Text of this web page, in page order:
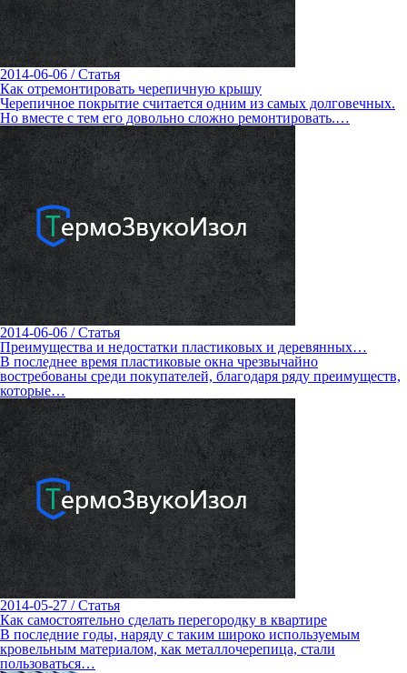
2014-06-06 / Статья
Как отремонтировать черепичную крышу
Черепичное покрытие считается одним из самых долговечных.
Но вместе с тем его довольно сложно ремонтировать.…
2014-06-06 / Статья
Преимущества и недостатки пластиковых и деревянных…
В последнее время пластиковые окна чрезвычайно
востребованы среди покупателей, благодаря ряду преимуществ,
которые…
2014-05-27 / Статья
Как самостоятельно сделать перегородку в квартире
В последние годы, наряду с таким широко используемым
кровельным материалом, как металлочерепица, стали
пользоваться…